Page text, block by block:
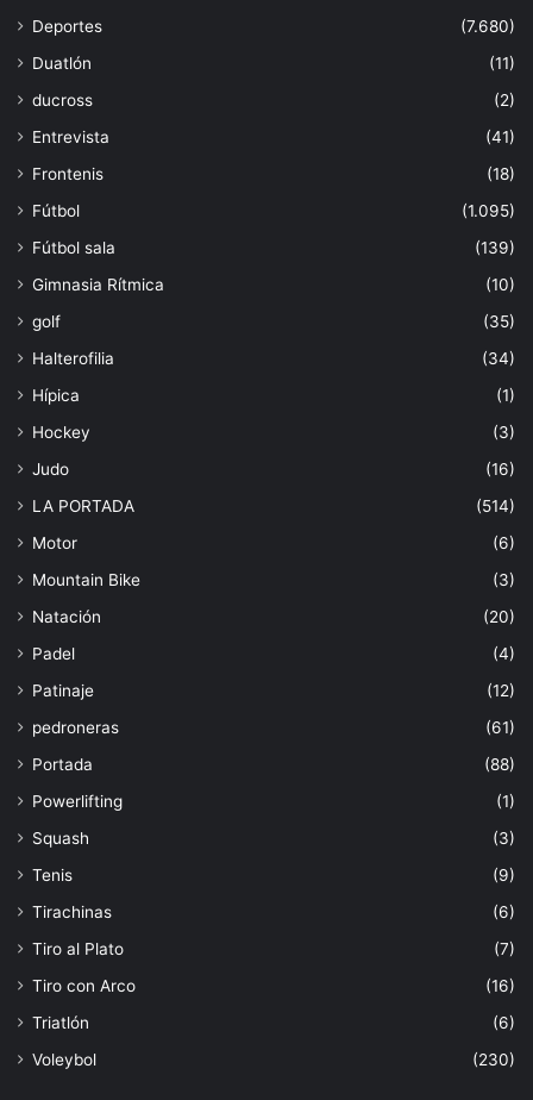
Deportes
(7.680)
Duatlón
(11)
ducross
(2)
Entrevista
(41)
Frontenis
(18)
Fútbol
(1.095)
Fútbol sala
(139)
Gimnasia Rítmica
(10)
golf
(35)
Halterofilia
(34)
Hípica
(1)
Hockey
(3)
Judo
(16)
LA PORTADA
(514)
Motor
(6)
Mountain Bike
(3)
Natación
(20)
Padel
(4)
Patinaje
(12)
pedroneras
(61)
Portada
(88)
Powerlifting
(1)
Squash
(3)
Tenis
(9)
Tirachinas
(6)
Tiro al Plato
(7)
Tiro con Arco
(16)
Triatlón
(6)
Voleybol
(230)